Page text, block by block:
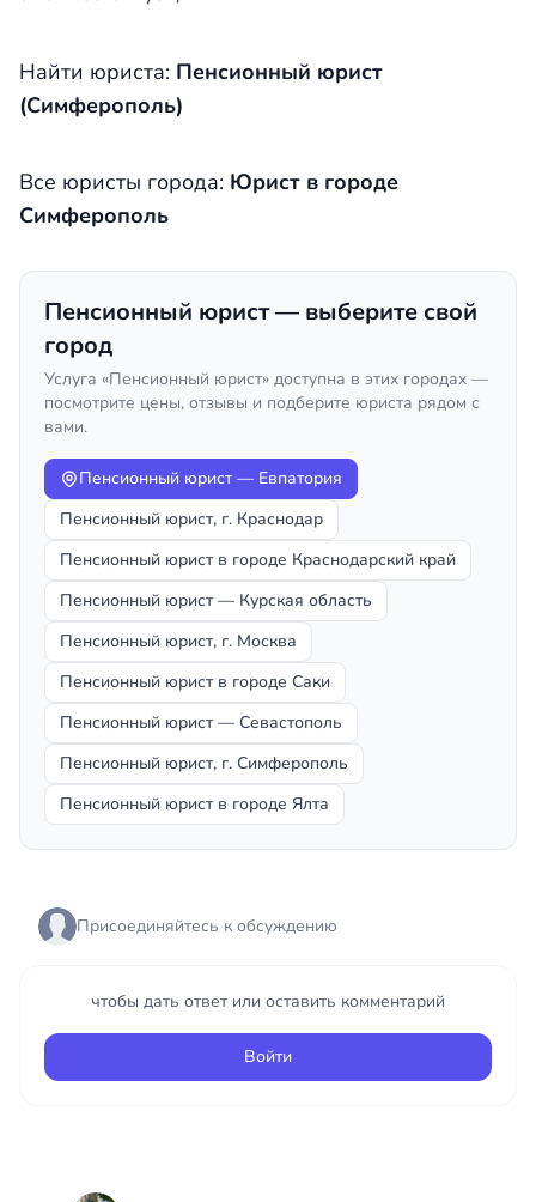
Найти юриста: Пенсионный юрист
(Симферополь)
Все юристы города: Юрист в городе
Симферополь
Пенсионный юрист — выберите свой
город
Услуга «Пенсионный юрист» доступна в этих городах —
посмотрите цены, отзывы и подберите юриста рядом с
вами.
Пенсионный юрист — Евпатория
Пенсионный юрист, г. Краснодар
Пенсионный юрист в городе Краснодарский край
Пенсионный юрист — Курская область
Пенсионный юрист, г. Москва
Пенсионный юрист в городе Саки
Пенсионный юрист — Севастополь
Пенсионный юрист, г. Симферополь
Пенсионный юрист в городе Ялта
Присоединяйтесь к обсуждению
чтобы дать ответ или оставить комментарий
Войти